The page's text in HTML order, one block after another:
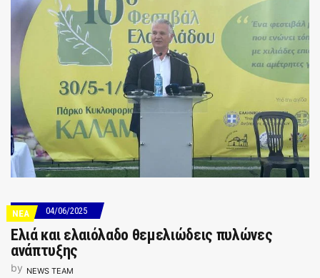
ΝΕΑ 04/06/2025
Ελιά και ελαιόλαδο θεμελιώδεις πυλώνες
ανάπτυξης
by NEWS TEAM